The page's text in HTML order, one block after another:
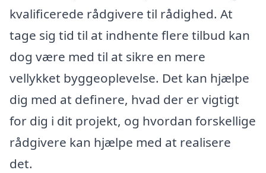
kvalificerede rådgivere til rådighed. At
tage sig tid til at indhente flere tilbud kan
dog være med til at sikre en mere
vellykket byggeoplevelse. Det kan hjælpe
dig med at definere, hvad der er vigtigt
for dig i dit projekt, og hvordan forskellige
rådgivere kan hjælpe med at realisere
det.